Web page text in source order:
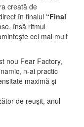
creată de
în finalul “Final
însă ritmul
cel mai mult
nou Fear Factory,
n-ai practic
maximă şi
de reuşit, anul